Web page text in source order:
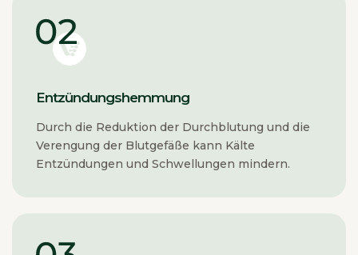
Entzündungshemmung
Durch die Reduktion der Durchblutung und die
Verengung der Blutgefäße kann Kälte
Entzündungen und Schwellungen mindern.